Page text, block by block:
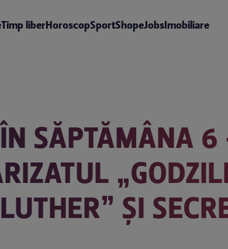
Timp liberHoroscopSportShopeJobsImobiliare
SĂPTĂMÂNA
ȘI